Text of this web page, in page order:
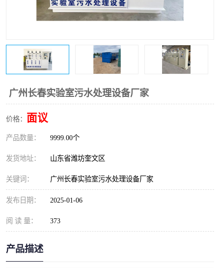
广州长春实验室污水处理设备厂家
价格： 面议
产品数量： 9999.00个
发货地址： 山东省潍坊奎文区
关键词： 广州长春实验室污水处理设备厂家
发布日期： 2025-01-06
阅 读 量： 373
产品描述
医院辐射污水衰变池